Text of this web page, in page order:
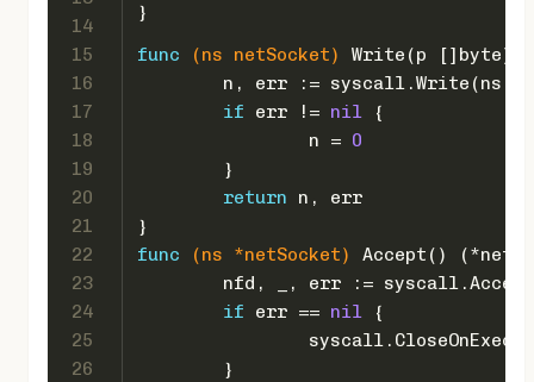
14
15
16
17
18
19
20
21
22
23
24
25
26
}
func
(ns netSocket) Write(p [] byte) (
n, err :=
if err != nil {
		n =
0
	}
return n, err
}
func
(ns *netSocket)
Accept()
nfd, _, err :=
if err == nil {
	}